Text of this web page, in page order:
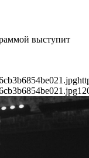
выступит